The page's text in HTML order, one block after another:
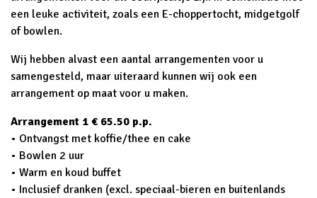
een leuke activiteit, zoals een E-choppertocht, midgetgolf
of bowlen.
Wij hebben alvast een aantal arrangementen voor u
samengesteld, maar uiteraard kunnen wij ook een
arrangement op maat voor u maken.
Arrangement 1 € 65.50 p.p.
• Ontvangst met koffie/thee en cake
• Bowlen 2 uur
• Warm en koud buffet
• Inclusief dranken (excl. speciaal-bieren en buitenlands